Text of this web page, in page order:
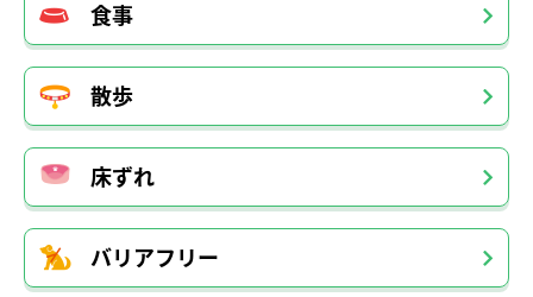
食事
散歩
床ずれ
バリアフリー